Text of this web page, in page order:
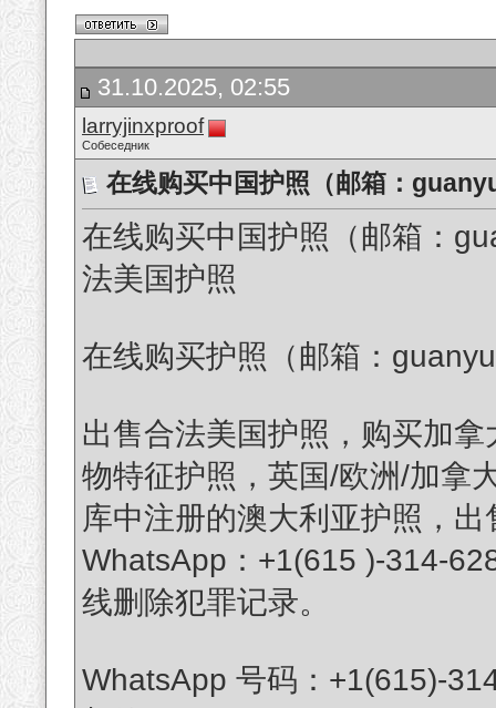
31.10.2025, 02:55
larryjinxproof
Собеседник
在线购买中国护照（邮箱：
在线购买中国护照（邮箱：
法美国护照
在线购买护照（邮箱：
出售合法美国护照，购买加
物特征护照，英国/欧洲/加拿
库中注册的澳大利亚护照，
WhatsApp：+1(615 )-314-
线删除犯罪记录。
WhatsApp 号码：+1(615)-